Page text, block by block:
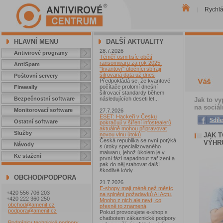
HLAVNÍ MENU
Antivirové programy
AntiSpam
Poštovní servery
Firewally
Bezpečnostní software
Monitorovací software
Ostatní software
Služby
Návody
Ke stažení
OBCHOD/PODPORA
+420 556 706 203
+420 222 360 250
obchod@amenit.cz
podpora@amenit.cz
DALŠÍ AKTUALITY
28.7.2026
Téměř osm tisíc obětí
ransomwaru za rok 2025:
"kvantoví" útočníci sbírají
šifrovaná data už dnes
Předpokládá se, že kvantové
počítače prolomí dnešní
šifrovací standardy během
následujících deseti let...
27.7.2026
ESET: Hackeři v Česku
pokračují v šíření infostealerů,
aktuálně mohou připravovat
novou vlnu útoků
Česká republika se nyní potýká
s útoky specializovaného
malwaru, jehož úkolem je v
první fázi napadnout zařízení a
pak do něj stahovat další
škodlivé kódy...
21.7.2026
E-shopy mají méně než měsíc
na splnění požadavků AI Actu.
Mnoho z nich ale neví, co
přesně to znamená
Pokud provozujete e-shop s
chatbotem zákaznické podpory
Jak to
na
JAK